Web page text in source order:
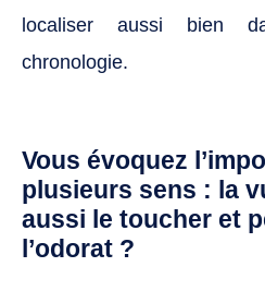
localiser aussi bien
chronologie.
Vous évoquez
plusieurs sens : la
aussi le toucher et
l’odorat ?